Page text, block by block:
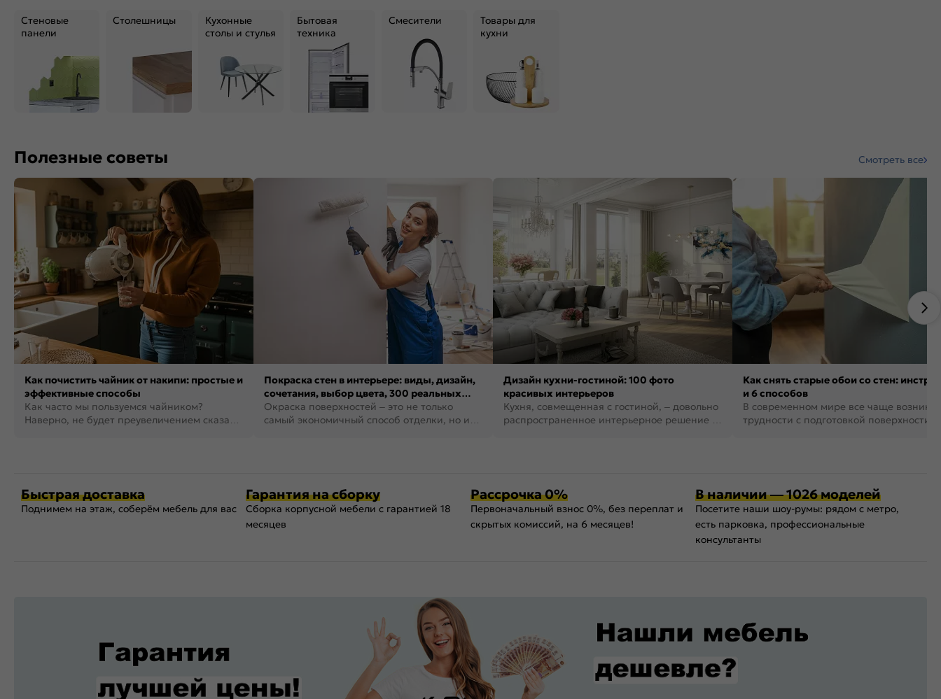
Стеновые
панели
Столешницы
Кухонные
столы и стулья
Бытовая
техника
Смесители
Товары для
кухни
Полезные советы Смотреть все
Как почистить чайник от накипи: простые и
эффективные способы
Как часто мы пользуемся чайником?
Наверно, не будет преувеличением сказать,
Покраска стен в интерьере: виды, дизайн,
сочетания, выбор цвета, 300 реальных
фото
Окраска поверхностей – это не только
самый экономичный способ отделки, но и
Дизайн кухни-гостиной: 100 фото
красивых интерьеров
Кухня, совмещенная с гостиной, – довольно
распространенное интерьерное решение в
Как снять старые обои со стен:
и 6 способов
В современном мире все чаще
трудности с подготовкой поверхности
Быстрая доставка
Поднимем на этаж, соберём мебель для вас
Гарантия на сборку
Сборка корпусной мебели с гарантией 18
месяцев
Рассрочка 0%
Первоначальный взнос 0%, без переплат и
скрытых комиссий, на 6 месяцев!
В наличии — 1026 моделей
Посетите наши шоу-румы: рядом с метро,
есть парковка, профессиональные
консультанты